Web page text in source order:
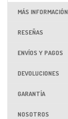
MÁS INFORMACIÓN
RESEÑAS
ENVÍOS Y PAGOS
DEVOLUCIONES
GARANTÍA
NOSOTROS